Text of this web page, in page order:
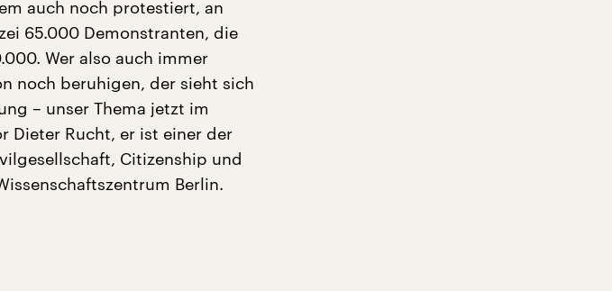
auch noch protestiert, an
65.000 Demonstranten, die
Wer also auch immer
noch beruhigen, der sieht sich
– unser Thema jetzt im
Dieter Rucht, er ist einer der
Citizenship und
Berlin.